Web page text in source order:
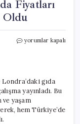
Fiyatları
Oldu
Türkiye
Arasındaki
Fark
Gündem
Oldu
yorumlar kapalı
gıda
yayınladı. Bu
ve yaşam
hem Türkiye’de